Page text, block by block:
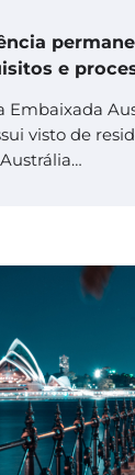
e
Embaixada
visto de